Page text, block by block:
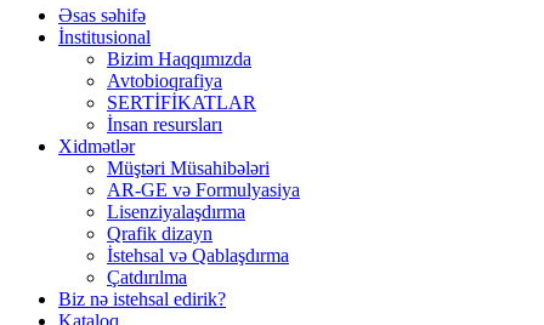
Əsas səhifə
İnstitusional
Bizim Haqqımızda
Avtobioqrafiya
SERTİFİKATLAR
İnsan resursları
Xidmətlər
Müştəri Müsahibələri
AR-GE və Formulyasiya
Lisenziyalaşdırma
Qrafik dizayn
İstehsal və Qablaşdırma
Çatdırılma
Biz nə istehsal edirik?
Kataloq